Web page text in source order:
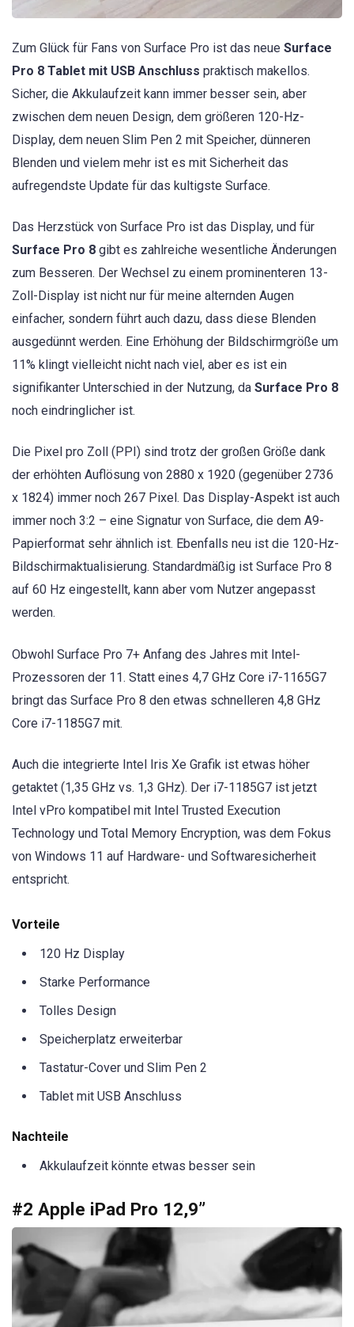
Zum Glück für Fans von Surface Pro ist das neue Surface
Pro 8 Tablet mit USB Anschluss praktisch makellos.
Sicher, die Akkulaufzeit kann immer besser sein, aber
zwischen dem neuen Design, dem größeren 120-Hz-
Display, dem neuen Slim Pen 2 mit Speicher, dünneren
Blenden und vielem mehr ist es mit Sicherheit das
aufregendste Update für das kultigste Surface.
Das Herzstück von Surface Pro ist das Display, und für
Surface Pro 8 gibt es zahlreiche wesentliche Änderungen
zum Besseren. Der Wechsel zu einem prominenteren 13-
Zoll-Display ist nicht nur für meine alternden Augen
einfacher, sondern führt auch dazu, dass diese Blenden
ausgedünnt werden. Eine Erhöhung der Bildschirmgröße um
11% klingt vielleicht nicht nach viel, aber es ist ein
signifikanter Unterschied in der Nutzung, da Surface Pro 8
noch eindringlicher ist.
Die Pixel pro Zoll (PPI) sind trotz der großen Größe dank
der erhöhten Auflösung von 2880 x 1920 (gegenüber 2736
x 1824) immer noch 267 Pixel. Das Display-Aspekt ist auch
immer noch 3:2 – eine Signatur von Surface, die dem A9-
Papierformat sehr ähnlich ist. Ebenfalls neu ist die 120-Hz-
Bildschirmaktualisierung. Standardmäßig ist Surface Pro 8
auf 60 Hz eingestellt, kann aber vom Nutzer angepasst
werden.
Obwohl Surface Pro 7+ Anfang des Jahres mit Intel-
Prozessoren der 11. Statt eines 4,7 GHz Core i7-1165G7
bringt das Surface Pro 8 den etwas schnelleren 4,8 GHz
Core i7-1185G7 mit.
Auch die integrierte Intel Iris Xe Grafik ist etwas höher
getaktet (1,35 GHz vs. 1,3 GHz). Der i7-1185G7 ist jetzt
Intel vPro kompatibel mit Intel Trusted Execution
Technology und Total Memory Encryption, was dem Fokus
von Windows 11 auf Hardware- und Softwaresicherheit
entspricht.
Vorteile
120 Hz Display
Starke Performance
Tolles Design
Speicherplatz erweiterbar
Tastatur-Cover und Slim Pen 2
Tablet mit USB Anschluss
Nachteile
Akkulaufzeit könnte etwas besser sein
#2 Apple iPad Pro 12,9”